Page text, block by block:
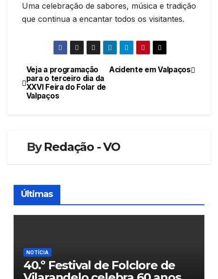
Uma celebração de sabores, música e tradição
que continua a encantar todos os visitantes.
Navegação
de
Acidente em Valpaços
Veja a programação
para o terceiro dia da
XXVI Feira do Folar de
Valpaços
ByRedação - VO
Últimas
NOTÍCIA
40.º Festival de Folclore de